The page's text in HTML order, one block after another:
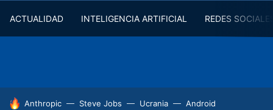
ACTUALIDAD INTELIGENCIA ARTIFICIAL REDES
HOY SE HABLA DE
Anthropic Steve Jobs Ucrania Android